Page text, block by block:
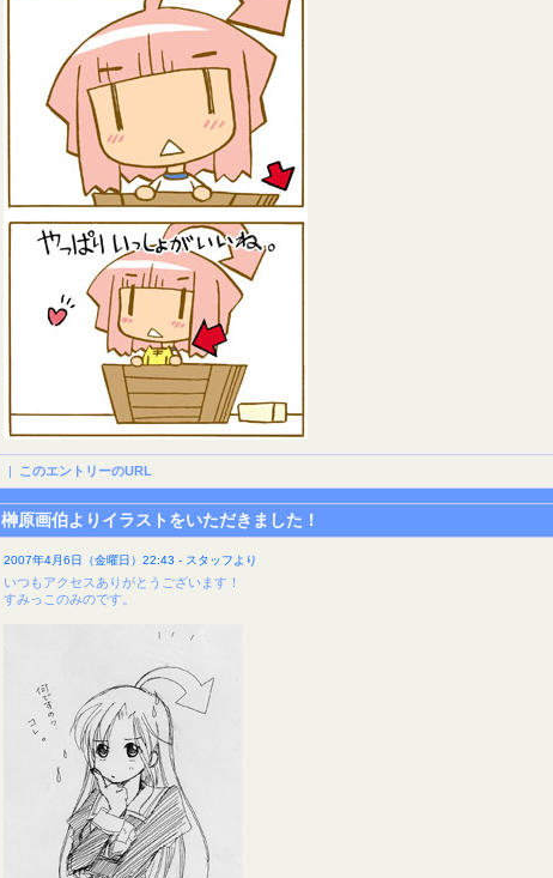
| このエントリーのURL
榊原画伯よりイラストをいただきました！
2007年4月6日（金曜日）22:43 - スタッフより
いつもアクセスありがとうございます！
すみっこのみのです。